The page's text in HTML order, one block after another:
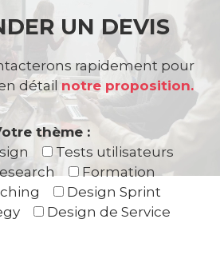
UN DEVIS
rapidement pour
détail notre proposition.
thème :
Tests utilisateurs
Formation
Design Sprint
Design de Service